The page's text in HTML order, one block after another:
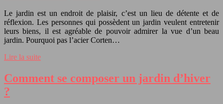
Le jardin est un endroit de plaisir, c’est un lieu de détente et de
réflexion. Les personnes qui possèdent un jardin veulent entretenir
leurs biens, il est agréable de pouvoir admirer la vue d’un beau
jardin. Pourquoi pas l’acier Corten…
Lire la suite
Comment se composer un jardin d’hiver
?